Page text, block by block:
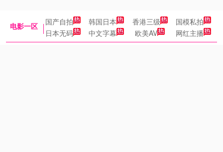
电影一区 国产自拍 韩国日本 香港三级
国模私拍
日本无码
中文字幕 欧美AV 网红主播